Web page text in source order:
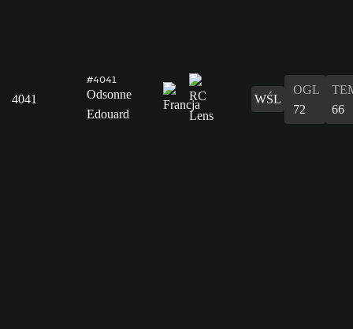
4041
#4041
Odsonne
Edouard
WŚL
OGL
72
66